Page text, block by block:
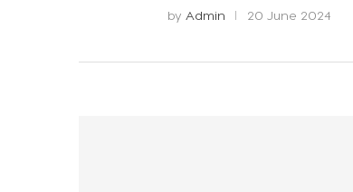
by Admin 20 June 2024